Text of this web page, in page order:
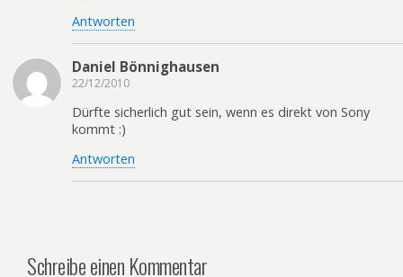
Antworten
Daniel Bönnighausen
22/12/2010
Dürfte sicherlich gut sein, wenn es direkt von Sony
kommt :)
Antworten
Schreibe einen Kommentar